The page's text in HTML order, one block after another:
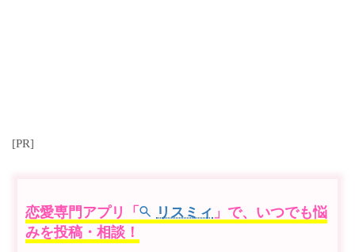
[PR]
恋愛専門アプリ「 リスミィ 」で、いつでも悩
みを投稿・相談！